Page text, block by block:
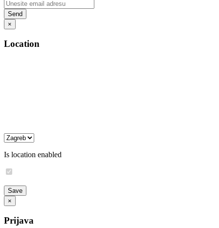
×
Location
Is location enabled
×
Prijava